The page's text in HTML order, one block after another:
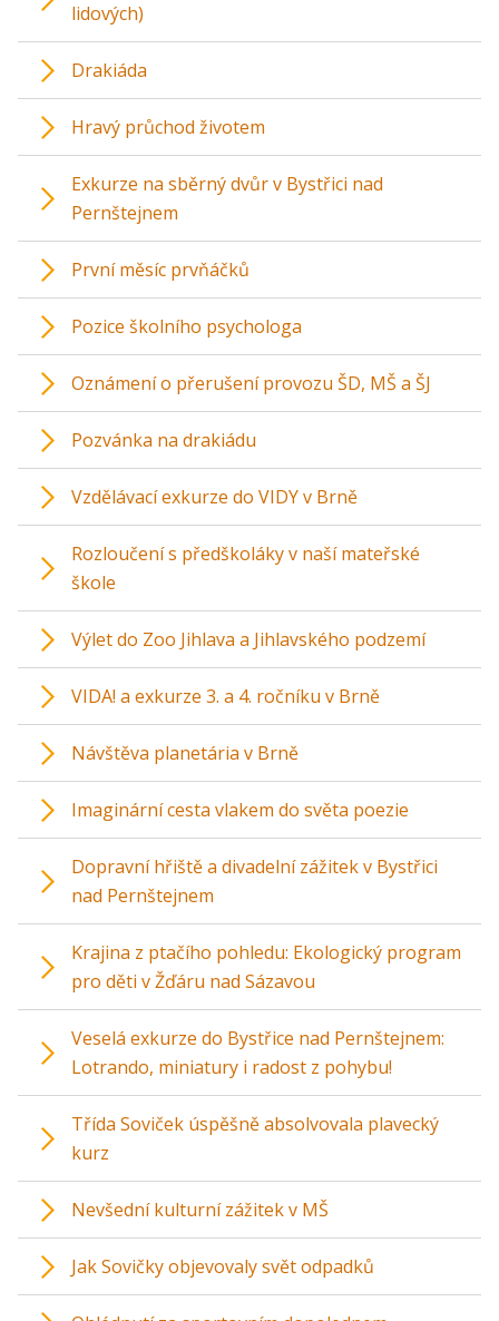
lidových)
Drakiáda
Hravý průchod životem
Exkurze na sběrný dvůr v Bystřici nad
Pernštejnem
První měsíc prvňáčků
Pozice školního psychologa
Oznámení o přerušení provozu ŠD, MŠ a ŠJ
Pozvánka na drakiádu
Vzdělávací exkurze do VIDY v Brně
Rozloučení s předškoláky v naší mateřské
škole
Výlet do Zoo Jihlava a Jihlavského podzemí
VIDA! a exkurze 3. a 4. ročníku v Brně
Návštěva planetária v Brně
Imaginární cesta vlakem do světa poezie
Dopravní hřiště a divadelní zážitek v Bystřici
nad Pernštejnem
Krajina z ptačího pohledu: Ekologický program
pro děti v Žďáru nad Sázavou
Veselá exkurze do Bystřice nad Pernštejnem:
Lotrando, miniatury i radost z pohybu!
Třída Soviček úspěšně absolvovala plavecký
kurz
Nevšední kulturní zážitek v MŠ
Jak Sovičky objevovaly svět odpadků